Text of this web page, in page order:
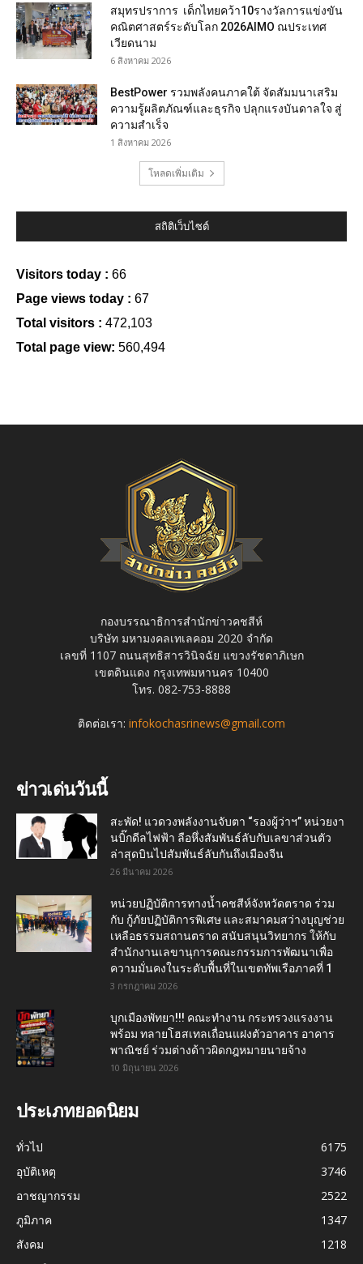
สมุทรปราการ เด็กไทยคว้า10รางวัลการแข่งขัน
คณิตศาสตร์ระดับโลก 2026AIMO ณประเทศ
เวียดนาม
6 สิงหาคม 2026
BestPower รวมพลังคนภาคใต้ จัดสัมมนาเสริม
ความรู้ผลิตภัณฑ์และธุรกิจ ปลุกแรงบันดาลใจ สู่
ความสำเร็จ
1 สิงหาคม 2026
โหลดเพิ่มเติม
สถิติเว็บไซต์
Visitors today : 66
Page views today : 67
Total visitors : 472,103
Total page view: 560,494
กองบรรณาธิการสำนักข่าวคชสีห์
บริษัท มหามงคลเทเลคอม 2020 จำกัด
เลขที่ 1107 ถนนสุทธิสารวินิจฉัย แขวงรัชดาภิเษก
เขตดินแดง กรุงเทพมหานคร 10400
โทร. 082-753-8888
ติดต่อเรา: infokochasrinews@gmail.com
ข่าวเด่นวันนี้
สะพัด! แวดวงพลังงานจับตา “รองผู้ว่าฯ” หน่วยงา
นบิ๊กดีลไฟฟ้า ลือหึ่งสัมพันธ์ลับกับเลขาส่วนตัว
ล่าสุดบินไปสัมพันธ์ลับกันถึงเมืองจีน
26 มีนาคม 2026
หน่วยปฏิบัติการทางน้ำคชสีห์จังหวัดตราด ร่วม
กับ กู้ภัยปฏิบัติการพิเศษ และสมาคมสว่างบุญช่วย
เหลือธรรมสถานตราด สนับสนุนวิทยากร ให้กับ
สำนักงานเลขานุการคณะกรรมการพัฒนาเพื่อ
ความมั่นคงในระดับพื้นที่ในเขตทัพเรือภาคที่ 1
3 กรกฎาคม 2026
บุกเมืองพัทยา!!! คณะทำงาน กระทรวงแรงงาน
พร้อม ทลายโฮสเทลเถื่อนแฝงตัวอาคาร อาคาร
พาณิชย์ ร่วมต่างด้าวผิดกฎหมายนายจ้าง
10 มิถุนายน 2026
ประเภทยอดนิยม
ทั่วไป
6175
อุบัติเหตุ
3746
อาชญากรรม
2522
ภูมิภาค
1347
สังคม
1218